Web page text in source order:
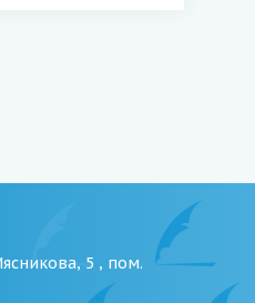
5 , пом.